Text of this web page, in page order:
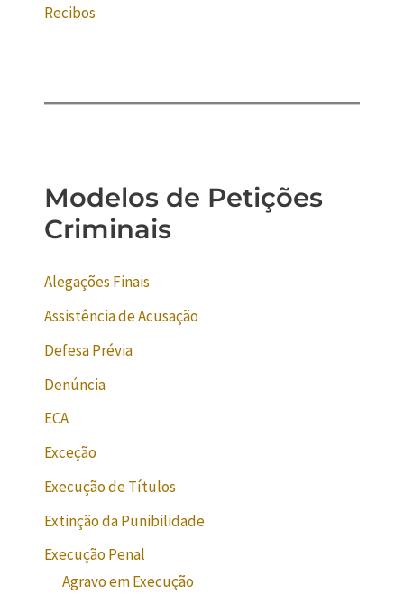
Recibos
Modelos de Petições
Criminais
Alegações Finais
Assistência de Acusação
Defesa Prévia
Denúncia
ECA
Exceção
Execução de Títulos
Extinção da Punibilidade
Execução Penal
Agravo em Execução